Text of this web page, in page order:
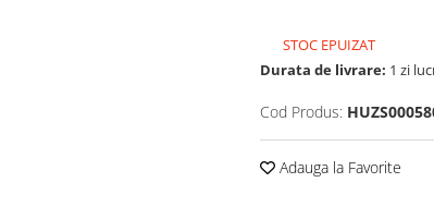
STOC EPUIZAT
Durata de livrare: 1 zi
Cod Produs:
Adauga la Favorite